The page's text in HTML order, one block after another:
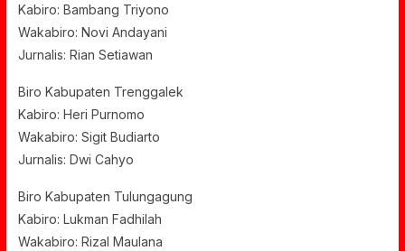
Kabiro: Bambang Triyono
Wakabiro: Novi Andayani
Jurnalis: Rian Setiawan
Biro Kabupaten Trenggalek
Kabiro: Heri Purnomo
Wakabiro: Sigit Budiarto
Jurnalis: Dwi Cahyo
Biro Kabupaten Tulungagung
Kabiro: Lukman Fadhilah
Wakabiro: Rizal Maulana